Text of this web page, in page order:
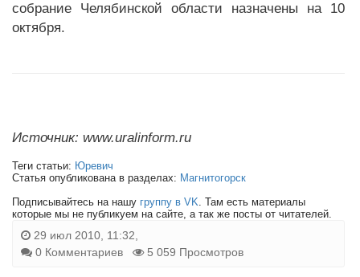
собрание Челябинской области назначены на 10
октября.
Источник: www.uralinform.ru
Теги статьи: Юревич
Статья опубликована в разделах: Магнитогорск
Подписывайтесь на нашу группу в VK. Там есть материалы
которые мы не публикуем на сайте, а так же посты от читателей.
29 июл 2010, 11:32,
0 Комментариев
5 059 Просмотров